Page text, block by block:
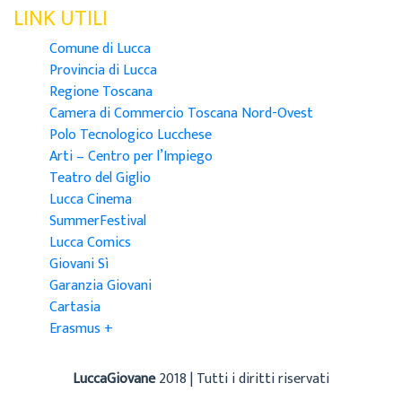
LINK UTILI
Comune di Lucca
Provincia di Lucca
Regione Toscana
Camera di Commercio Toscana Nord-Ovest
Polo Tecnologico Lucchese
Arti – Centro per l’Impiego
Teatro del Giglio
Lucca Cinema
SummerFestival
Lucca Comics
Giovani Sì
Garanzia Giovani
Cartasia
Erasmus +
LuccaGiovane2018 | Tutti i diritti riservati